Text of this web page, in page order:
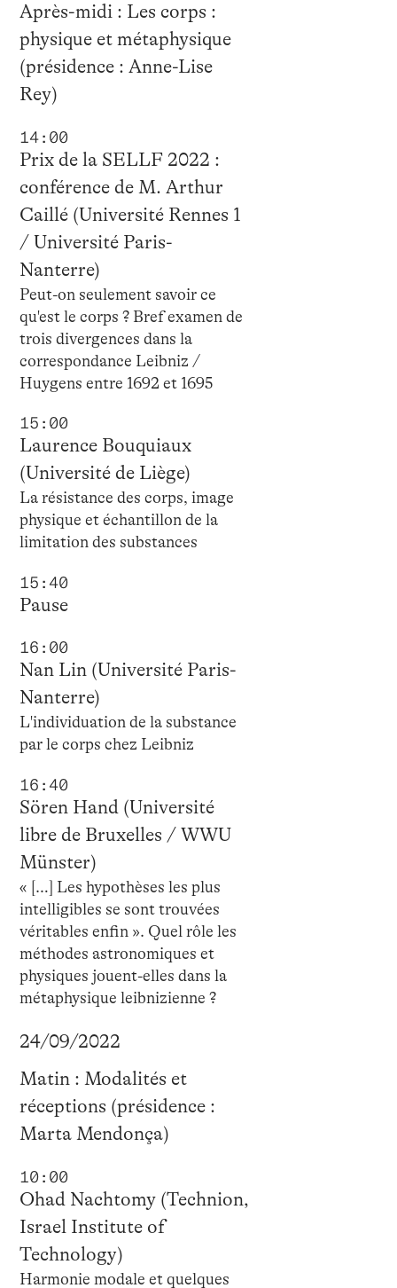
Après-midi : Les corps :
physique et métaphysique
(présidence : Anne-Lise
Rey)
14:00
Prix de la SELLF 2022 :
conférence de M. Arthur
Caillé (Université Rennes 1
/ Université Paris-
Nanterre)
Peut-on seulement savoir ce
qu'est le corps ? Bref examen de
trois divergences dans la
correspondance Leibniz /
Huygens entre 1692 et 1695
15:00
Laurence Bouquiaux
(Université de Liège)
La résistance des corps, image
physique et échantillon de la
limitation des substances
15:40
Pause
16:00
Nan Lin (Université Paris-
Nanterre)
L'individuation de la substance
par le corps chez Leibniz
16:40
Sören Hand (Université
libre de Bruxelles / WWU
Münster)
« […] Les hypothèses les plus
intelligibles se sont trouvées
véritables enfin ». Quel rôle les
méthodes astronomiques et
physiques jouent-elles dans la
métaphysique leibnizienne ?
24/09/2022
Matin : Modalités et
réceptions (présidence :
Marta Mendonça)
10:00
Ohad Nachtomy (Technion,
Israel Institute of
Technology)
Harmonie modale et quelques